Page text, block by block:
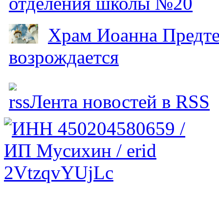
Храм Иоанна
возрождается
Лента новостей в RSS